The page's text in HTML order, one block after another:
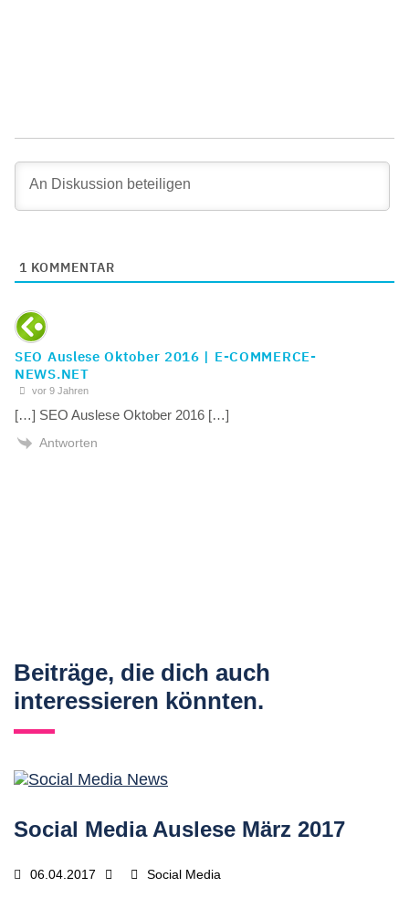
1 KOMMENTAR
SEO Auslese Oktober 2016 | E-COMMERCE-
NEWS.NET
vor 9 Jahren
[…] SEO Auslese Oktober 2016 […]
Antworten
Beiträge, die dich auch
interessieren könnten.
Social Media Auslese März 2017
06.04.2017 Social Media